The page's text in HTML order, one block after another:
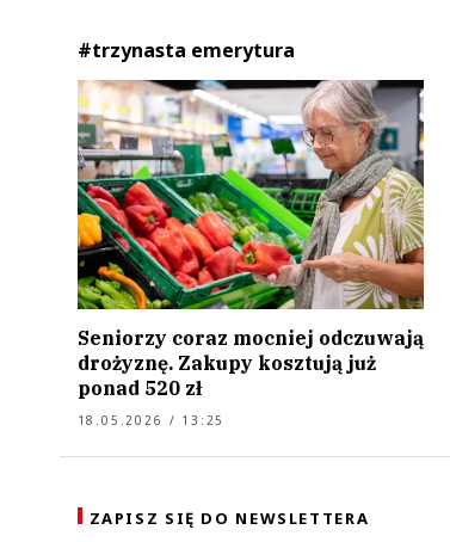
#trzynasta emerytura
Seniorzy coraz mocniej odczuwają
drożyznę. Zakupy kosztują już
ponad 520 zł
18.05.2026 / 13:25
ZAPISZ SIĘ DO NEWSLETTERA